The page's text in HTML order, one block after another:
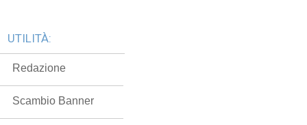
UTILITÀ:
Redazione
Scambio Banner